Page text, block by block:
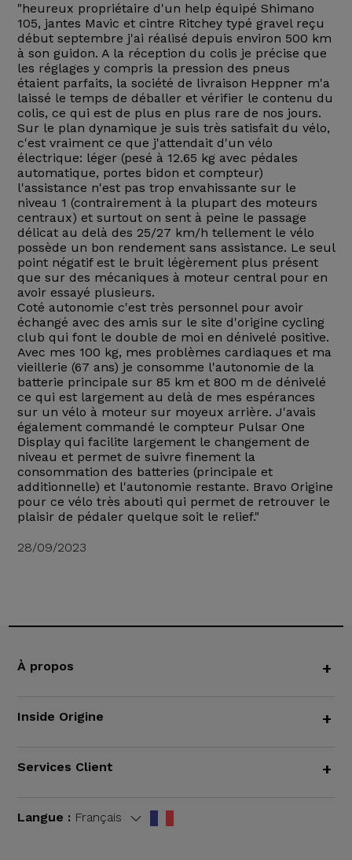
"heureux propriétaire d'un help équipé Shimano
105, jantes Mavic et cintre Ritchey typé gravel reçu
début septembre j'ai réalisé depuis environ 500 km
à son guidon. A la réception du colis je précise que
les réglages y compris la pression des pneus
étaient parfaits, la société de livraison Heppner m'a
laissé le temps de déballer et vérifier le contenu du
colis, ce qui est de plus en plus rare de nos jours.
Sur le plan dynamique je suis très satisfait du vélo,
c'est vraiment ce que j'attendait d'un vélo
électrique: léger (pesé à 12.65 kg avec pédales
automatique, portes bidon et compteur)
l'assistance n'est pas trop envahissante sur le
niveau 1 (contrairement à la plupart des moteurs
centraux) et surtout on sent à peine le passage
délicat au delà des 25/27 km/h tellement le vélo
possède un bon rendement sans assistance. Le seul
point négatif est le bruit légèrement plus présent
que sur des mécaniques à moteur central pour en
avoir essayé plusieurs.
Coté autonomie c'est très personnel pour avoir
échangé avec des amis sur le site d'origine cycling
club qui font le double de moi en dénivelé positive.
Avec mes 100 kg, mes problèmes cardiaques et ma
vieillerie (67 ans) je consomme l'autonomie de la
batterie principale sur 85 km et 800 m de dénivelé
ce qui est largement au delà de mes espérances
sur un vélo à moteur sur moyeux arrière. J'avais
également commandé le compteur Pulsar One
Display qui facilite largement le changement de
niveau et permet de suivre finement la
consommation des batteries (principale et
additionnelle) et l'autonomie restante. Bravo Origine
pour ce vélo très abouti qui permet de retrouver le
plaisir de pédaler quelque soit le relief."
28/09/2023
À propos +
Inside Origine +
Services Client +
Langue : Français